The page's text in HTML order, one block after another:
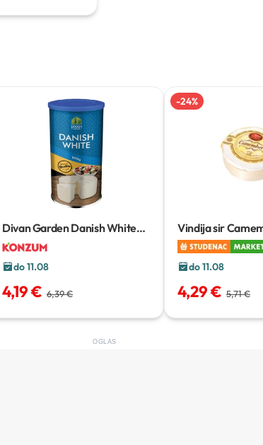
Divan Garden Danish White
800 g
do 11.08
4,19 € 6,39 €
-24%
Vindija sir
do 11.08
4,29 € 5,71 €
OGLAS